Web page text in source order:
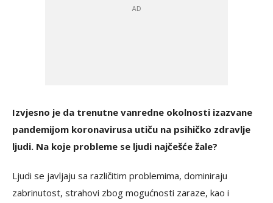
Izvjesno je da trenutne vanredne okolnosti izazvane
pandemijom koronavirusa utiču na psihičko zdravlje
ljudi. Na koje probleme se ljudi najčešće žale?
Ljudi se javljaju sa različitim problemima, dominiraju
zabrinutost, strahovi zbog mogućnosti zaraze, kao i